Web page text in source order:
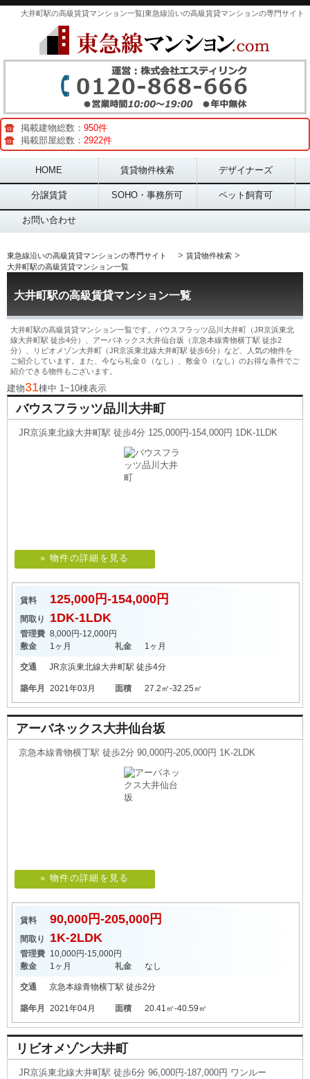
大井町駅の高級賃貸マンション一覧|東急線沿いの高級賃貸マンションの専門サイト
掲載建物総数： 950件
掲載部屋総数： 2922件
Main menu
HOME 賃貸物件検索 デザイナーズ
分譲賃貸 SOHO・事務所可 ペット飼育可
お問い合わせ
東急線沿いの高級賃貸マンションの専門サイト > 賃貸物件検索 >
大井町駅の高級賃貸マンション一覧
大井町駅の高級賃貸マンション一覧
大井町駅の高級賃貸マンション一覧です。バウスフラッツ品川大井町（JR京浜東北
線大井町駅 徒歩4分）、アーバネックス大井仙台坂（京急本線青物横丁駅 徒歩2
分）、リビオメゾン大井町（JR京浜東北線大井町駅 徒歩6分）など、人気の物件を
ご紹介しています。また、今なら礼金０（なし）、敷金０（なし）のお得な条件でご
紹介できる物件もございます。
建物31棟中 1~10棟表示
バウスフラッツ品川大井町
JR京浜東北線大井町駅 徒歩4分 125,000円-154,000円 1DK-1LDK
» 物件の詳細を見る
賃料 125,000円-154,000円
間取り 1DK-1LDK
管理費 8,000円-12,000円
敷金
1ヶ月 礼金 1ヶ月
交通 JR京浜東北線大井町駅 徒歩4分
築年月 2021年03月 面積 27.2㎡-32.25㎡
アーバネックス大井仙台坂
京急本線青物横丁駅 徒歩2分 90,000円-205,000円 1K-2LDK
» 物件の詳細を見る
賃料 90,000円-205,000円
間取り 1K-2LDK
管理費 10,000円-15,000円
敷金
1ヶ月 礼金 なし
交通 京急本線青物横丁駅 徒歩2分
築年月 2021年04月 面積 20.41㎡-40.59㎡
リビオメゾン大井町
JR京浜東北線大井町駅 徒歩6分 96,000円-187,000円 ワンルー